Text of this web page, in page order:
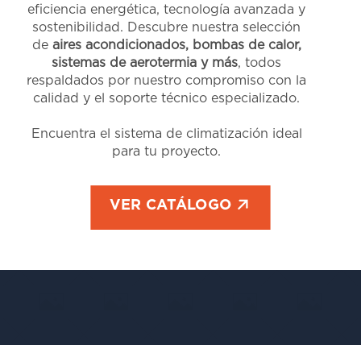
eficiencia energética, tecnología avanzada y
sostenibilidad. Descubre nuestra selección
de aires acondicionados, bombas de calor,
sistemas de aerotermia y más, todos
respaldados por nuestro compromiso con la
calidad y el soporte técnico especializado.
Encuentra el sistema de climatización ideal
para tu proyecto.
VER CATÁLOGO